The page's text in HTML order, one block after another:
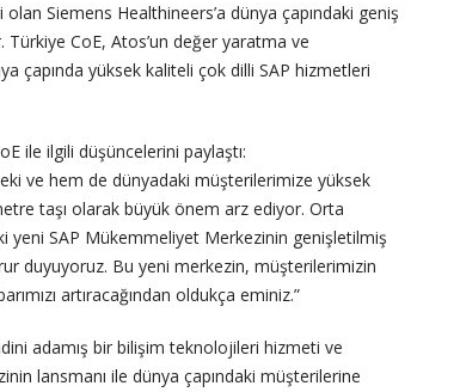
Siemens Healthineers’a dünya çapındaki geniş
Türkiye CoE, Atos’un değer yaratma ve
çapında yüksek kaliteli çok dilli SAP hizmetleri
ile ilgili düşüncelerini paylaştı:
ve hem de dünyadaki müşterilerimize yüksek
taşı olarak büyük önem arz ediyor. Orta
yeni SAP Mükemmeliyet Merkezinin genişletilmiş
duyuyoruz. Bu yeni merkezin, müşterilerimizin
artıracağından oldukça eminiz.”
adamış bir bilişim teknolojileri hizmeti ve
lansmanı ile dünya çapındaki müşterilerine